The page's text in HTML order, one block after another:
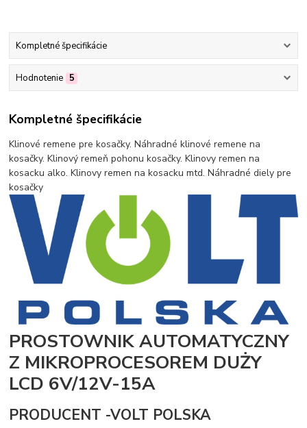
Kompletné špecifikácie
Hodnotenie 5
Kompletné špecifikácie
Klinové remene pre kosačky. Náhradné klinové remene na
kosačky. Klinový remeň pohonu kosačky. Klinovy remen na
kosacku alko. Klinovy remen na kosacku mtd. Náhradné diely pre
kosačky
PROSTOWNIK AUTOMATYCZNY
Z MIKROPROCESOREM DUŻY
LCD 6V/12V-15A
PRODUCENT -VOLT POLSKA